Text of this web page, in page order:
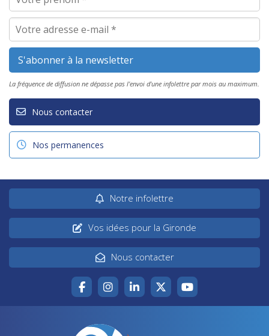
La fréquence de diffusion ne dépasse pas l'envoi d'une infolettre par mois au maximum.
Nous contacter
Nos permanences
Notre infolettre
Vos idées pour la Gironde
Nous contacter